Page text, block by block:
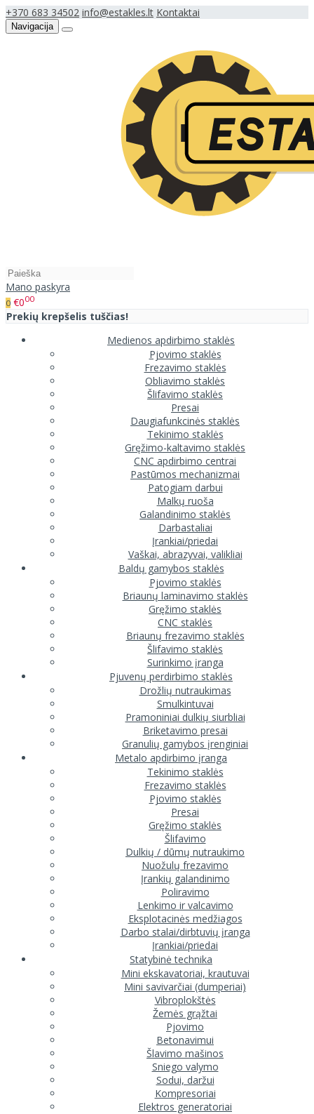
+370 683 34502 info@estakles.lt Kontaktai
Navigacija
Mano paskyra
0 €000
Prekių krepšelis tuščias!
Medienos apdirbimo staklės
Pjovimo staklės
Frezavimo staklės
Obliavimo staklės
Šlifavimo staklės
Presai
Daugiafunkcinės staklės
Tekinimo staklės
Gręžimo-kaltavimo staklės
CNC apdirbimo centrai
Pastūmos mechanizmai
Patogiam darbui
Malkų ruoša
Galandinimo staklės
Darbastaliai
Įrankiai/priedai
Vaškai, abrazyvai, valikliai
Baldų gamybos staklės
Pjovimo staklės
Briaunų laminavimo staklės
Gręžimo staklės
CNC staklės
Briaunų frezavimo staklės
Šlifavimo staklės
Surinkimo įranga
Pjuvenų perdirbimo staklės
Drožlių nutraukimas
Smulkintuvai
Pramoniniai dulkių siurbliai
Briketavimo presai
Granulių gamybos įrenginiai
Metalo apdirbimo įranga
Tekinimo staklės
Frezavimo staklės
Pjovimo staklės
Presai
Gręžimo staklės
Šlifavimo
Dulkių / dūmų nutraukimo
Nuožulų frezavimo
Įrankių galandinimo
Poliravimo
Lenkimo ir valcavimo
Eksplotacinės medžiagos
Darbo stalai/dirbtuvių įranga
Įrankiai/priedai
Statybinė technika
Mini ekskavatoriai, krautuvai
Mini savivarčiai (dumperiai)
Vibroplokštės
Žemės grąžtai
Pjovimo
Betonavimui
Šlavimo mašinos
Sniego valymo
Sodui, daržui
Kompresoriai
Elektros generatoriai